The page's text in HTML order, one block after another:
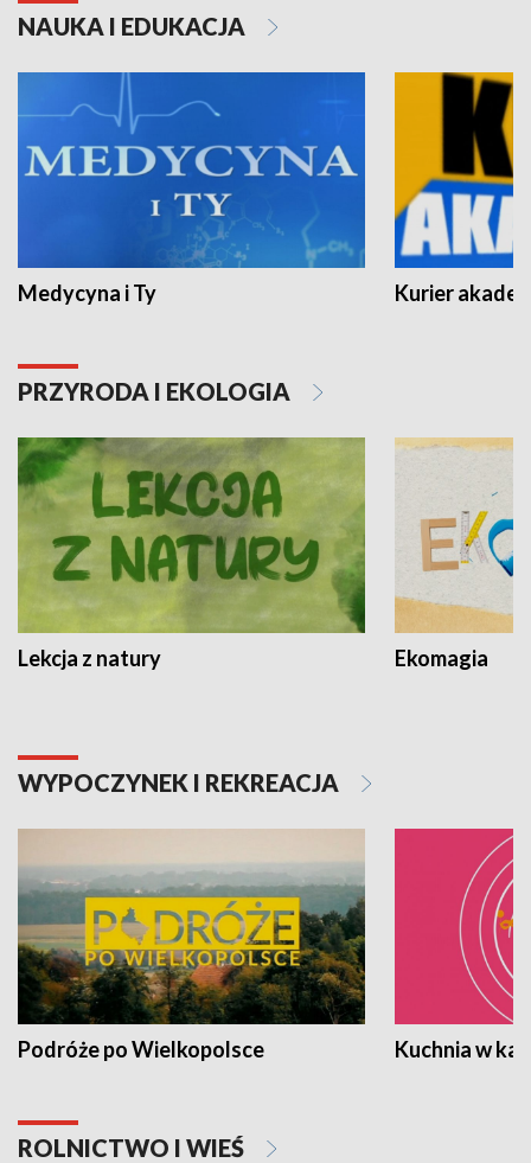
NAUKA I EDUKACJA
Medycyna i Ty Kurier
PRZYRODA I EKOLOGIA
Lekcja z natury Ekomagia
WYPOCZYNEK I REKREACJA
Podróże po Wielkopolsce Kuchnia w
ROLNICTWO I WIEŚ